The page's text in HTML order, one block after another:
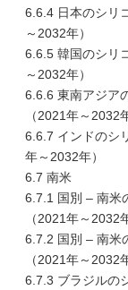
6.6.4 日本のシリ
～2032年）
6.6.5 韓国のシリ
～2032年）
6.6.6 東南アジア
（2021年～2032
6.6.7 インドのシ
年～2032年）
6.7 南米
6.7.1 国別 – 南米
（2021年～2032
6.7.2 国別 – 南米
（2021年～2032
6.7.3 ブラジルの